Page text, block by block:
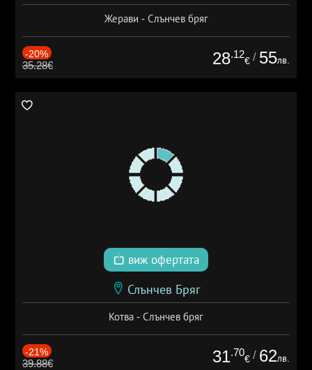
Жерави - Слънчев бряг
-20%
35.28€ 28.12
€ / 55лв.
виж офертата
Слънчев Бряг
Котва - Слънчев бряг
-21%
39.88€ 31.70
€ / 62лв.